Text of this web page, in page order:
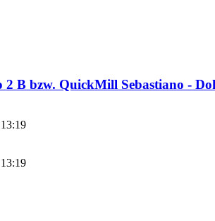
B bzw. QuickMill Sebastiano -